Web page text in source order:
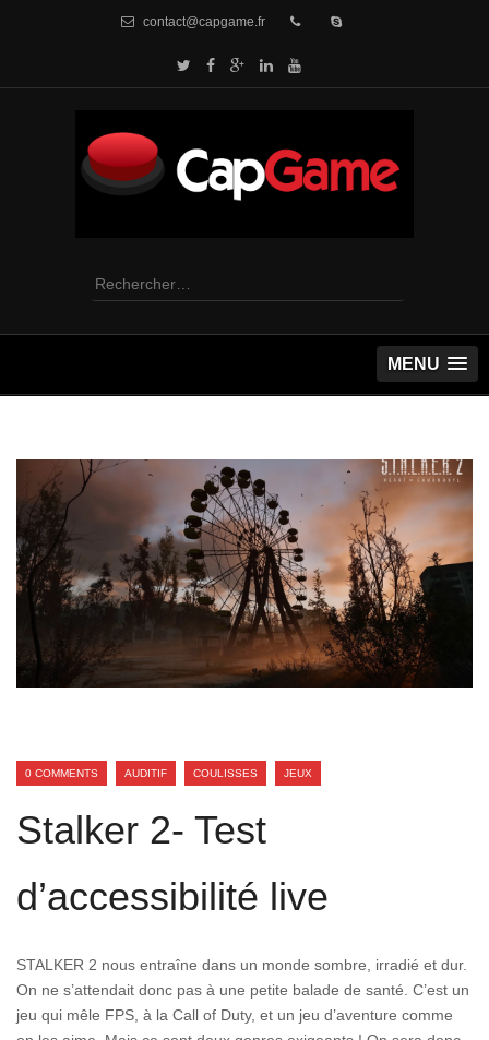
contact@capgame.fr
Rechercher :
MENU
0 COMMENTS AUDITIF COULISSES JEUX
Stalker 2- Test
d’accessibilité live
STALKER 2 nous entraîne dans un monde sombre, irradié et dur.
On ne s’attendait donc pas à une petite balade de santé. C’est un
jeu qui mêle FPS, à la Call of Duty, et un jeu d’aventure comme